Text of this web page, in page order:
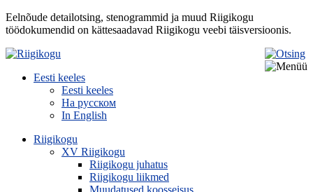
Eelnõude detailotsing, stenogrammid ja muud Riigikogu
töödokumendid on kättesaadavad Riigikogu veebi täisversioonis.
Eesti keeles
Eesti keeles
На русском
In English
Riigikogu
XV Riigikogu
Riigikogu juhatus
Riigikogu liikmed
Muudatused koosseisus